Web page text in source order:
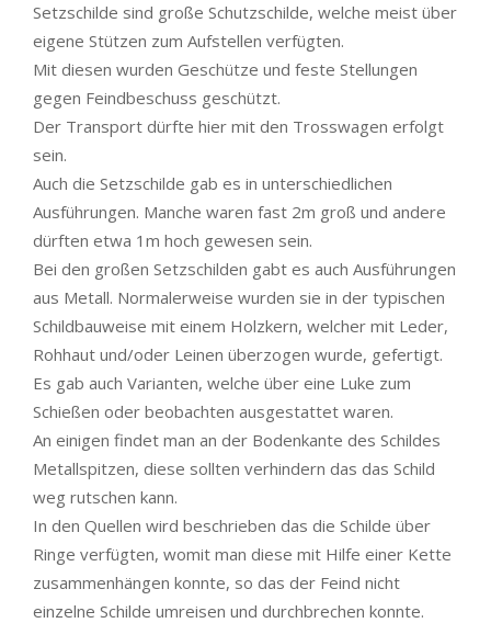
Setzschilde sind große Schutzschilde, welche meist über
eigene Stützen zum Aufstellen verfügten.
Mit diesen wurden Geschütze und feste Stellungen
gegen Feindbeschuss geschützt.
Der Transport dürfte hier mit den Trosswagen erfolgt
sein.
Auch die Setzschilde gab es in unterschiedlichen
Ausführungen. Manche waren fast 2m groß und andere
dürften etwa 1m hoch gewesen sein.
Bei den großen Setzschilden gabt es auch Ausführungen
aus Metall. Normalerweise wurden sie in der typischen
Schildbauweise mit einem Holzkern, welcher mit Leder,
Rohhaut und/oder Leinen überzogen wurde, gefertigt.
Es gab auch Varianten, welche über eine Luke zum
Schießen oder beobachten ausgestattet waren.
An einigen findet man an der Bodenkante des Schildes
Metallspitzen, diese sollten verhindern das das Schild
weg rutschen kann.
In den Quellen wird beschrieben das die Schilde über
Ringe verfügten, womit man diese mit Hilfe einer Kette
zusammenhängen konnte, so das der Feind nicht
einzelne Schilde umreisen und durchbrechen konnte.